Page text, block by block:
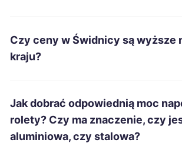
Piekary Śląskie
Zduńska Wola
Czy ceny w Świdnicy są wyższe
kraju?
Jak dobrać odpowiednią moc
rolety? Czy ma znaczenie, czy
aluminiowa, czy stalowa?